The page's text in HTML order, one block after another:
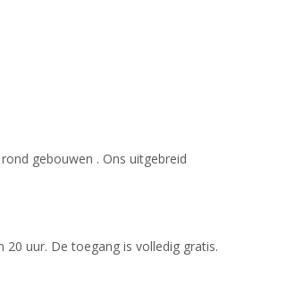
gebouwen . Ons uitgebreid
uur. De toegang is volledig gratis.